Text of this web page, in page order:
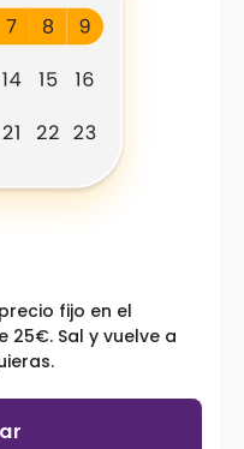
fijo en el
25€. Sal y vuelve a